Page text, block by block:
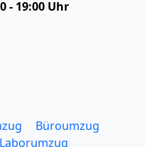
- 19:00 Uhr
Büroumzug
Laborumzug